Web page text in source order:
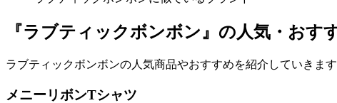
『ラブティックボンボン』の人気・おす
ラブティックボンボンの人気商品やおすすめを紹介していきます
メニーリボンTシャツ